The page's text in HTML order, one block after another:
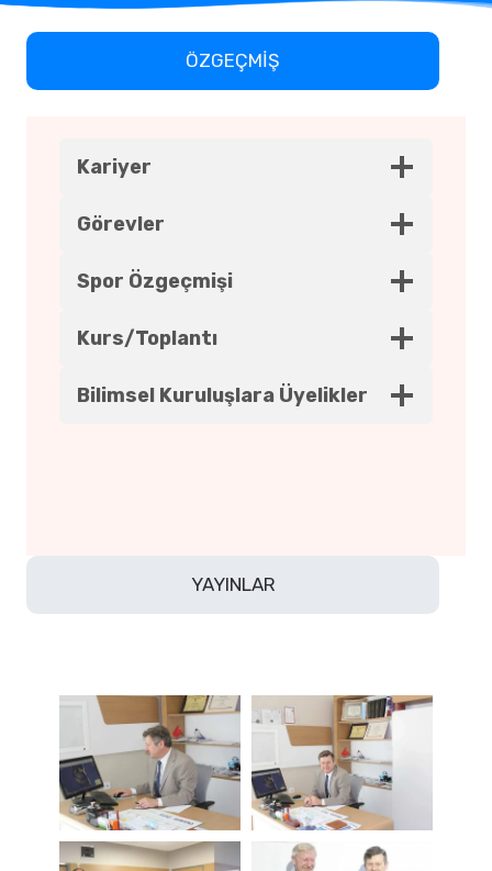
ÖZGEÇMİŞ
Kariyer
Görevler
Spor Özgeçmişi
Kurs/Toplantı
Bilimsel Kuruluşlara Üyelikler
YAYINLAR